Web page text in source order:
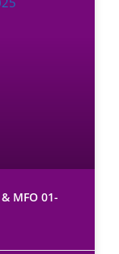
MFO 01-